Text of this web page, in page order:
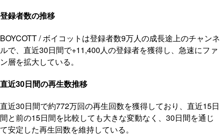
登録者数の推移
BOYCOTT / ボイコットは登録者数9万人の成長途上のチャンネ
ルで、直近30日間で+11,400人の登録者を獲得し、急速にファ
ン層を拡大している。
直近30日間の再生数推移
直近30日間で約772万回の再生回数を獲得しており、直近15日
間と前の15日間を比較しても大きな変動なく、30日間を通じ
て安定した再生回数を維持している。